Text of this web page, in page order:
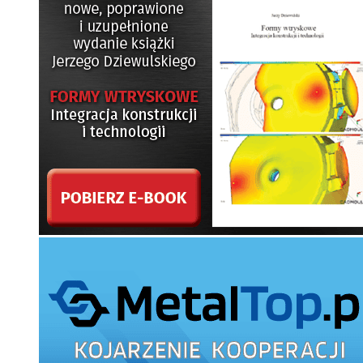
Poznaj zalety sprężyn falistych
Numeryczna i eksperymentalna analiza losowego
zmęczenia złączy spawanych metodą Dirlika
Helikoptery na Marsie
Wybrane aspekty produktywnego skrawania na